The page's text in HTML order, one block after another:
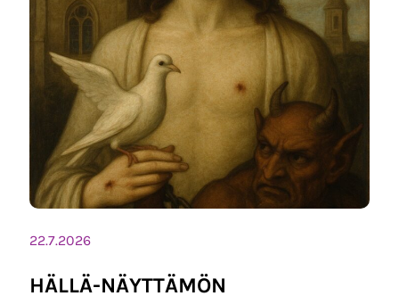
22.7.2026
HÄLLÄ-NÄYTTÄMÖN